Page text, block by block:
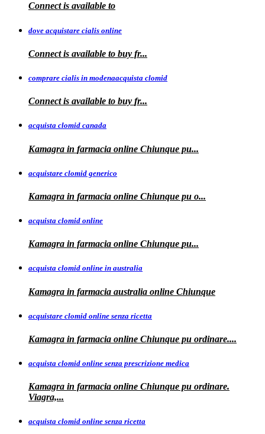
Connect is available to
dove acquistare cialis online
Connect is available to buy fr...
comprare cialis in modenaacquista clomid
Connect is available to buy fr...
acquista clomid canada
Kamagra in farmacia online Chiunque pu...
acquistare clomid generico
Kamagra in farmacia online Chiunque pu o...
acquista clomid online
Kamagra in farmacia online Chiunque pu...
acquista clomid online in australia
Kamagra in farmacia australia online Chiunque
acquistare clomid online senza ricetta
Kamagra in farmacia online Chiunque pu ordinare....
acquista clomid online senza prescrizione medica
Kamagra in farmacia online Chiunque pu ordinare.
Viagra,...
acquista clomid online senza ricetta